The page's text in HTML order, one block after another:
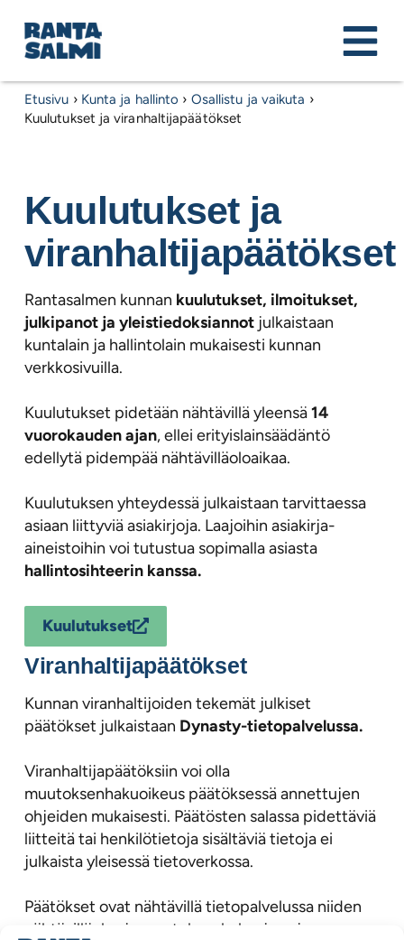
Etusivu › Kunta ja hallinto › Osallistu ja vaikuta ›
Kuulutukset ja viranhaltijapäätökset
Kuulutukset ja
viranhaltijapäätökset
Rantasalmen kunnan kuulutukset, ilmoitukset,
julkipanot ja yleistiedoksiannotjulkaistaan
kuntalain ja hallintolain mukaisesti kunnan
verkkosivuilla.
Kuulutukset pidetään nähtävillä yleensä14
vuorokauden ajan, ellei erityislainsäädäntö
edellytä pidempää nähtävilläoloaikaa.
Kuulutuksen yhteydessä julkaistaan tarvittaessa
asiaan liittyviä asiakirjoja. Laajoihin asiakirja-
aineistoihin voi tutustua sopimalla asiasta
hallintosihteerin kanssa.
Kuulutukset
Viranhaltijapäätökset
Kunnan viranhaltijoiden tekemät julkiset
päätökset julkaistaan Dynasty-tietopalvelussa.
Viranhaltijapäätöksiin voi olla
muutoksenhakuoikeus päätöksessä annettujen
ohjeiden mukaisesti. Päätösten salassa pidettäviä
liitteitä tai henkilötietoja sisältäviä tietoja ei
julkaista yleisessä tietoverkossa.
Päätökset ovat nähtävillä tietopalvelussa niiden
nähtävilläolo- ja muutoksenhakuajan ajan.